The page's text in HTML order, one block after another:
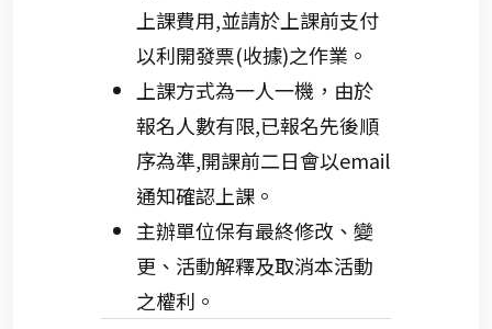
上課費用,並請於上課前支付
以利開發票(收據)之作業。
上課方式為一人一機，由於
報名人數有限,已報名先後順
序為準,開課前二日會以email
通知確認上課。
主辦單位保有最終修改、變
更、活動解釋及取消本活動
之權利。